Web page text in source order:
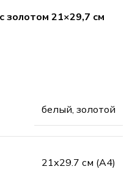
золотом 21×29,7 см
белый, золотой
21х29.7 см (А4)